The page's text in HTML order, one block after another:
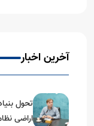
آخرین اخبار
تحول
اراضی